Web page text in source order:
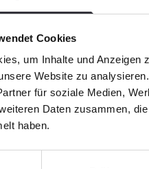
Cookies
um Inhalte und
Website zu
für soziale Medien,
Daten zusammen,
haben.